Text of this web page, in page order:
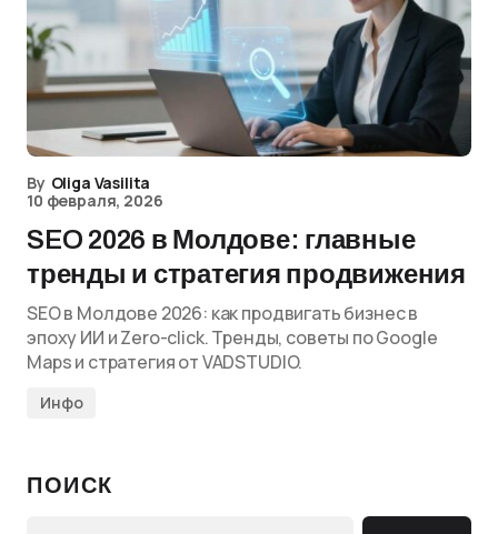
By Oliga Vasilita
10 февраля, 2026
SEO 2026 в Молдове: главные
тренды и стратегия продвижения
SEO в Молдове 2026: как продвигать бизнес в
эпоху ИИ и Zero-click. Тренды, советы по Google
Maps и стратегия от VADSTUDIO.
Инфо
ПОИСК